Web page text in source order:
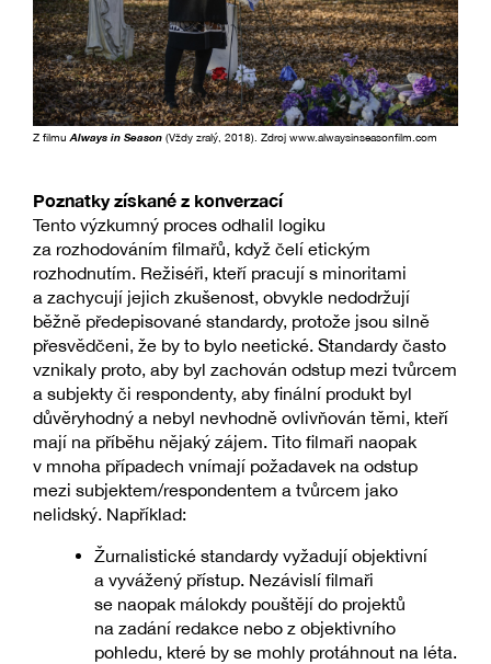
Z filmu Always in Season (Vždy zralý, 2018). Zdroj www.alwaysinseasonfilm.com
Poznatky získané z konverzací
Tento výzkumný proces odhalil logiku
za rozhodováním filmařů, když čelí etickým
rozhodnutím. Režiséři, kteří pracují s minoritami
a zachycují jejich zkušenost, obvykle nedodržují
běžně předepisované standardy, protože jsou silně
přesvědčeni, že by to bylo neetické. Standardy často
vznikaly proto, aby byl zachován odstup mezi tvůrcem
a subjekty či respondenty, aby finální produkt byl
důvěryhodný a nebyl nevhodně ovlivňován těmi, kteří
mají na příběhu nějaký zájem. Tito filmaři naopak
v mnoha případech vnímají požadavek na odstup
mezi subjektem/respondentem a tvůrcem jako
nelidský. Například:
Žurnalistické standardy vyžadují objektivní
a vyvážený přístup. Nezávislí filmaři
se naopak málokdy pouštějí do projektů
na zadání redakce nebo z objektivního
pohledu, které by se mohly protáhnout na léta.